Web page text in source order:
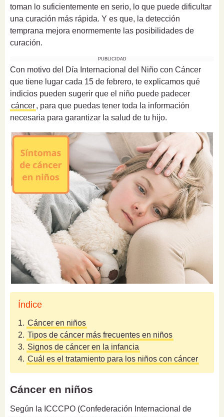
toman lo suficientemente en serio, lo que puede dificultar
una curación más rápida. Y es que, la detección
temprana mejora enormemente las posibilidades de
curación.
PUBLICIDAD
Con motivo del Día Internacional del Niño con Cáncer
que tiene lugar cada 15 de febrero, te explicamos qué
indicios pueden sugerir que el niño puede padecer
cáncer, para que puedas tener toda la información
necesaria para garantizar la salud de tu hijo.
Índice
1. Cáncer en niños
2. Tipos de cáncer más frecuentes en niños
3. Signos de cáncer en la infancia
4. Cuál es el tratamiento para los niños con cáncer
Cáncer en niños
Según la ICCCPO (Confederación Internacional de